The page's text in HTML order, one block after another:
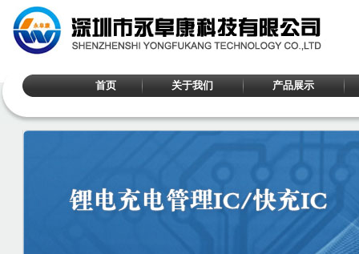
首页 关于我们 产品展示